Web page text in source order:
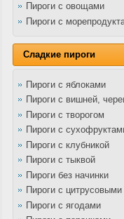
Пироги с овощами
Пироги с
Сладкие пироги
Пироги с яблоками
Пироги с вишней,
Пироги с творогом
Пироги с
Пироги с клубникой
Пироги с тыквой
Пироги без начинки
Пироги с цитрусовыми
Пироги с ягодами